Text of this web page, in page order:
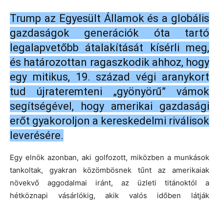
Trump az Egyesült Államok és a globális
gazdaságok generációk óta tartó
legalapvetőbb átalakítását kísérli meg,
és határozottan ragaszkodik ahhoz, hogy
egy mitikus, 19. század végi aranykort
tud újrateremteni „gyönyörű” vámok
segítségével, hogy amerikai gazdasági
erőt gyakoroljon a kereskedelmi riválisok
leverésére.
Egy elnök azonban, aki golfozott, miközben a munkások
tankoltak, gyakran közömbösnek tűnt az amerikaiak
növekvő aggodalmai iránt, az üzleti titánoktól a
hétköznapi vásárlókig, akik valós időben látják